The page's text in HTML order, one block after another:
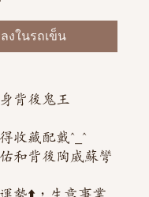
งในรถเข็น
背後鬼王
收藏配戴^_^
和背後陶威蘇彎